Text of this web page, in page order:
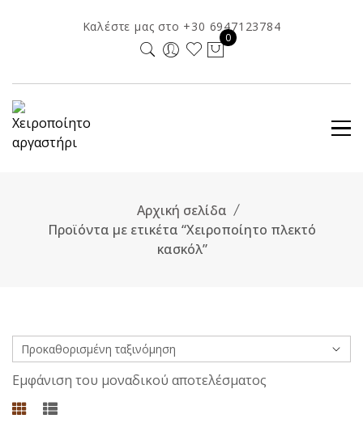
Καλέστε μας στο +30 6947123784
0
Αρχική σελίδα
Προϊόντα με ετικέτα “Χειροποίητο πλεκτό
κασκόλ”
Εμφάνιση του μοναδικού αποτελέσματος